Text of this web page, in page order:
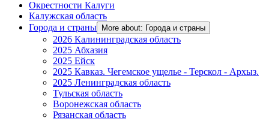
Окрестности Калуги
Калужская область
Города и страны
More about: Города и страны
2026 Калининградская область
2025 Абхазия
2025 Ейск
2025 Кавказ. Чегемское ущелье - Терскол - Архыз.
2025 Ленинградская область
Тульская область
Воронежская область
Рязанская область